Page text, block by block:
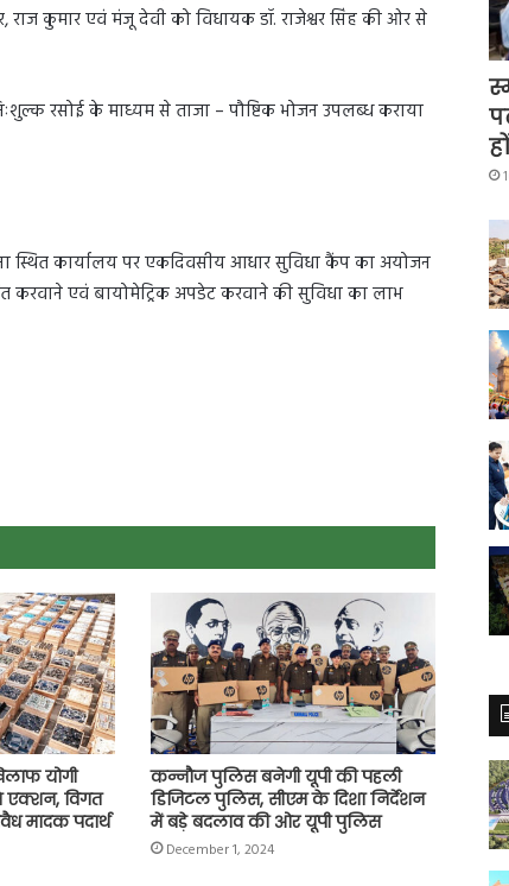
राज कुमार एवं मंजू देवी को विधायक डॉ. राजेश्वर सिंह की ओर से
रसोई के माध्यम से ताजा – पौष्टिक भोजन उपलब्ध कराया
स्थित कार्यालय पर एकदिवसीय आधार सुविधा कैंप का अयोजन
करवाने एवं बायोमेट्रिक अपडेट करवाने की सुविधा का लाभ
योगी
एक्शन, विगत
मादक पदार्थ
कन्नौज पुलिस बनेगी यूपी की पहली
डिजिटल पुलिस, सीएम के दिशा निर्देशन
में बड़े बदलाव की ओर यूपी पुलिस
December 1, 2024